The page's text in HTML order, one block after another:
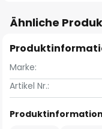
Ähnliche
Marke:
Artikel Nr.: